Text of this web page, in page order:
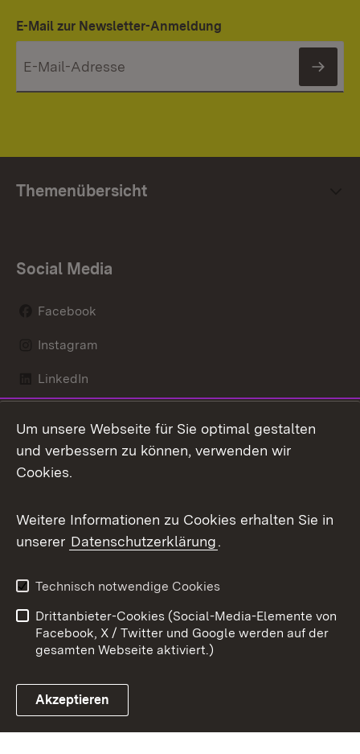
E-Mail zur Newsletter-Anmeldung
Themenübersicht
Social Media
Facebook
Instagram
LinkedIn
X / Twitter
Youtube
Link zum Landesportal
Kontakt
Datenschutz
Barrierefreiheit
Impressum
Cookies
Um unsere Webseite für Sie optimal gestalten
und verbessern zu können, verwenden wir
Cookies.
Weitere Informationen zu Cookies erhalten Sie in
unserer Datenschutzerklärung.
Technisch notwendige Cookies
Drittanbieter-Cookies (Social-Media-Elemente von
Facebook, X / Twitter und Google werden auf der
gesamten Webseite aktiviert.)
Akzeptieren